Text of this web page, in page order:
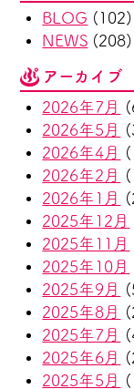
BLOG (102)
NEWS (208)
アーカイブ
2026年7月
2026年5月
2026年4月
2026年2月
2026年1月
2025年12月
2025年11月
2025年10月
2025年9月
2025年8月
2025年7月
2025年6月
2025年5月